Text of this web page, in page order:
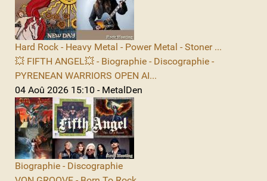
Hard Rock - Heavy Metal - Power Metal - Stoner ...
💥 FIFTH ANGEL💥 - Biographie - Discographie -
PYRENEAN WARRIORS OPEN AI...
04 Aoû 2026 15:10 - MetalDen
Biographie - Discographie